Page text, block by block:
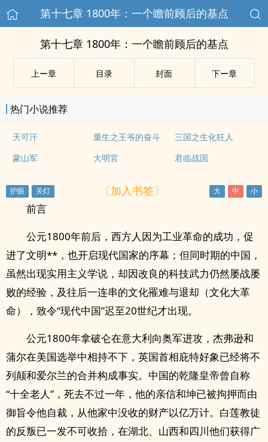
第十七章 1800年：一个瞻前顾后的基点
第十七章 1800年：一个瞻前顾后的基点
上ー章 目录 封面 下ー章
热门小说推荐
天可汗 重生之王爷的奋斗
三国之生化狂人
蒙山军
大明官 君临战国
〔加入书签〕
前言
公元1800年前后，西方人因为工业革命的成功，促
进了文明**，也开启现代国家的序幕；但同时期的中国，
虽然出现实用主义学说，却因改良的科技武力仍然屡战屡
败的经验，及往后一连串的文化罹难与退却（文化大革
命），致令“现代中国”迟至20世纪才出现。
公元1800年拿破仑在意大利向奥军进攻，杰弗逊和
蒲尔在美国选举中相持不下，英国首相庇特好象已经将不
列颠和爱尔兰的合并构成事实。中国的乾隆皇帝曾自称
“十全老人”，死去不过一年，他的亲信和坤已被拘押而由
御旨令他自裁，从他家中没收的财产以亿万计。白莲教徒
的反叛已一发不可收拾，在湖北、山西和四川他们获得广